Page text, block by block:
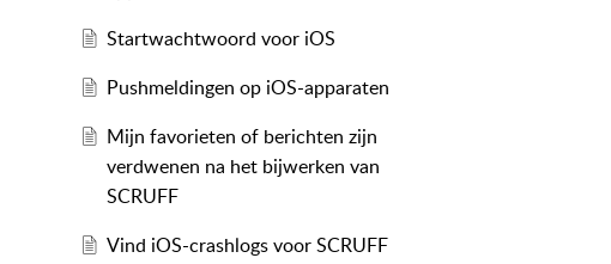
Startwachtwoord voor iOS
Pushmeldingen op iOS-apparaten
Mijn favorieten of berichten zijn
verdwenen na het bijwerken van
SCRUFF
Vind iOS-crashlogs voor SCRUFF